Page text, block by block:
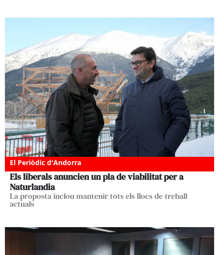
El Periòdic d'Andorra
Els liberals anuncien un pla de viabilitat per a
Naturlandia
La proposta inclou mantenir tots els llocs de treball
actuals